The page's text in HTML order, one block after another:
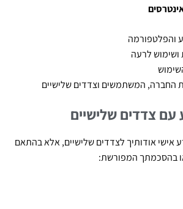
והפלטפורמה
ושימוש לרעה
החברה, המשתמשים וצדדים שלישיים
אישי אודותיך לצדדים שלישיים, אלא בהתאם
בהסכמתך המפורשת: